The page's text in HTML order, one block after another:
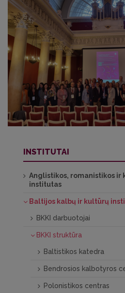
INSTITUTAI
Anglistikos, romanistikos ir
institutas
Baltijos kalbų ir kultūrų
BKKI darbuotojai
BKKI struktūra
Baltistikos katedra
Bendrosios kalbotyros
Polonistikos centras